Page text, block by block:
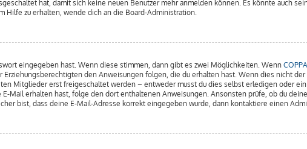
hat, damit sich keine neuen Benutzer mehr anmelden können. Es könnte auch
Hilfe zu erhalten, wende dich an die Board-Administration.
eingegeben hast. Wenn diese stimmen, dann gibt es zwei Möglichkeiten. Wenn COPPA
Erziehungsberechtigten den Anweisungen folgen, die du erhalten hast. Wenn dies nicht
Mitglieder erst freigeschaltet werden – entweder musst du dies selbst erledigen oder
Mail erhalten hast, folge den dort enthaltenen Anweisungen. Ansonsten prüfe, ob du
bist, dass deine E-Mail-Adresse korrekt eingegeben wurde, dann kontaktiere einen